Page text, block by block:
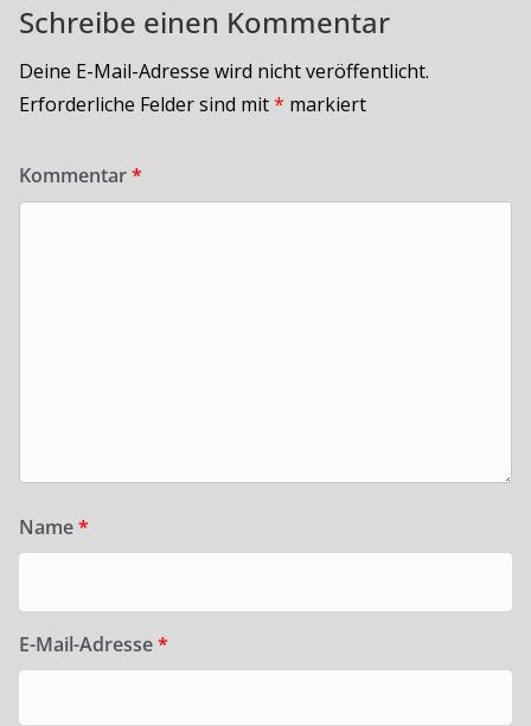
Schreibe einen Kommentar
Deine E-Mail-Adresse wird nicht veröffentlicht.
Erforderliche Felder sind mit* markiert
Kommentar*
Name*
E-Mail-Adresse*